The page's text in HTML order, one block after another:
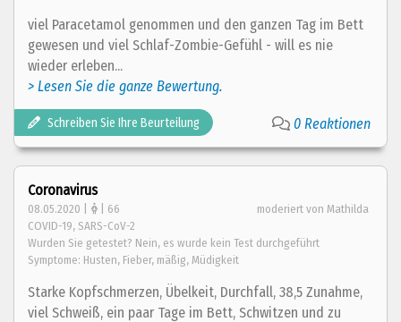
viel Paracetamol genommen und den ganzen Tag im Bett
gewesen und viel Schlaf-Zombie-Gefühl - will es nie
wieder erleben...
> Lesen Sie die ganze Bewertung.
Schreiben Sie Ihre Beurteilung 0 Reaktionen
Coronavirus
08.05.2020 | | 66
moderiert von Mathilda
COVID-19, SARS-CoV-2
Wurden Sie getestet? Nein, es wurde kein Test durchgeführt
Symptome: Husten, Fieber, mäßig, Müdigkeit
Starke Kopfschmerzen, Übelkeit, Durchfall, 38,5 Zunahme,
viel Schweiß, ein paar Tage im Bett, Schwitzen und zu